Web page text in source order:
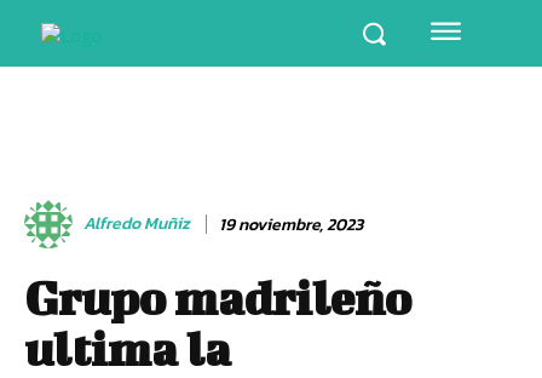
Alfredo Muñiz 19 noviembre, 2023
Grupo madrileño
ultima la